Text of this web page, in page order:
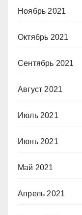
Ноябрь 2021
Октябрь 2021
Сентябрь 2021
Август 2021
Июль 2021
Июнь 2021
Май 2021
Апрель 2021